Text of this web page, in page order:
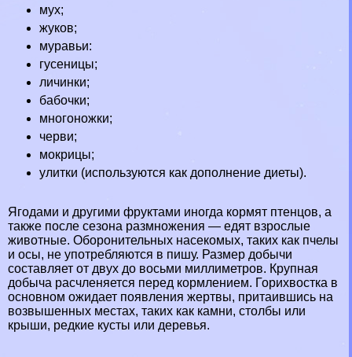
мух;
жуков;
муравьи:
гусеницы;
личинки;
бабочки;
многоножки;
черви;
мокрицы;
улитки (используются как дополнение диеты).
Ягодами и другими фруктами иногда кормят птенцов, а
также после сезона размножения — едят взрослые
животные. Оборонительных насекомых, таких как пчелы
и осы, не употрeбляются в пишу. Размер добычи
составляет от двух до восьми миллиметров. Крупная
добыча расчлeняется перед кормлением. Горихвостка в
основном ожидает появления жертвы, притаившись на
возвышенных местах, таких как камни, столбы или
крыши, редкие кусты или деревья.